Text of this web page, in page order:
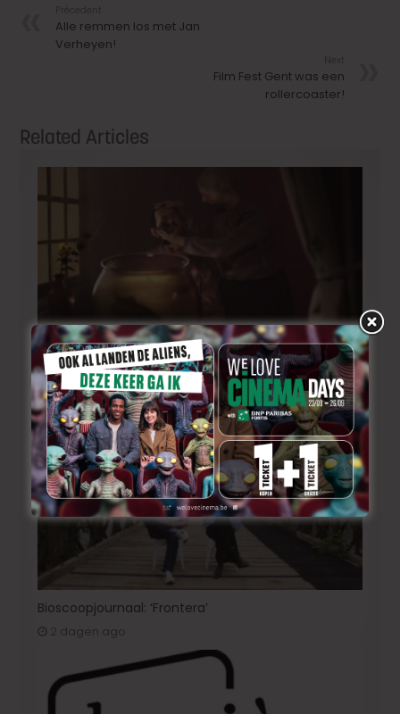
Alle remmen los met Jan
Verheyen!
Film Fest Gent was een
rollercoaster!
Related Articles
Korte animatiefilm ‘Melk’ nu ook uitgenodigd voor
TIFF
22 uur ago
Bioscoopjournaal: ‘Frontera’
2 dagen ago